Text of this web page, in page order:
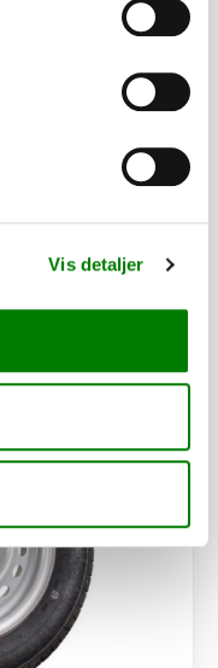
Vis detaljer